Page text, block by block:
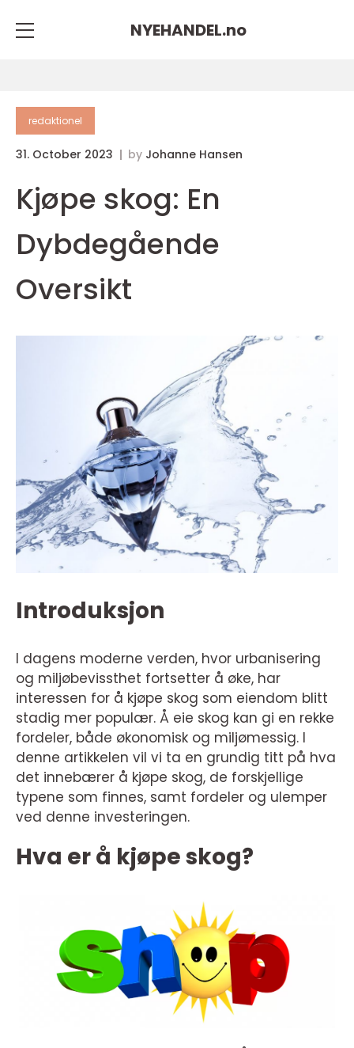
NYEHANDEL.no
redaktionel
31. October 2023 by Johanne Hansen
Kjøpe skog: En
Dybdegående
Oversikt
Introduksjon
I dagens moderne verden, hvor urbanisering
og miljøbevissthet fortsetter å øke, har
interessen for å kjøpe skog som eiendom blitt
stadig mer populær. Å eie skog kan gi en rekke
fordeler, både økonomisk og miljømessig. I
denne artikkelen vil vi ta en grundig titt på hva
det innebærer å kjøpe skog, de forskjellige
typene som finnes, samt fordeler og ulemper
ved denne investeringen.
Hva er å kjøpe skog?